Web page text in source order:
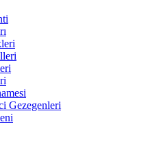
Gezegenleri